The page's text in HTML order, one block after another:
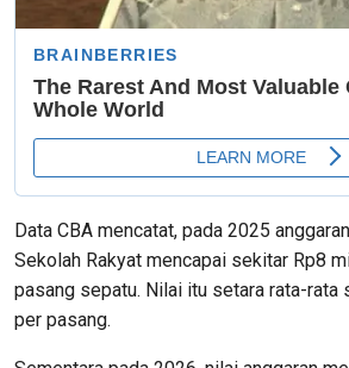
Data CBA mencatat, pada 2025
Sekolah Rakyat mencapai sekitar Rp8
pasang sepatu. Nilai itu setara rata-rata
per pasang.